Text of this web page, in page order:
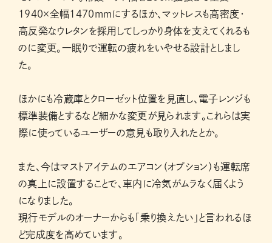
1940×全幅1470mmにするほか、マットレスも高密度・
高反発なウレタンを採用してしっかり身体を支えてくれるも
のに変更。一眠りで運転の疲れをいやせる設計としまし
た。
ほかにも冷蔵庫とクローゼット位置を見直し、電子レンジも
標準装備とするなど細かな変更が見られます。これらは実
際に使っているユーザーの意見も取り入れたとか。
また、今はマストアイテムのエアコン（オプション）も運転席
の真上に設置することで、車内に冷気がムラなく届くよう
になりました。
現行モデルのオーナーからも「乗り換えたい」と言われるほ
ど完成度を高めています。